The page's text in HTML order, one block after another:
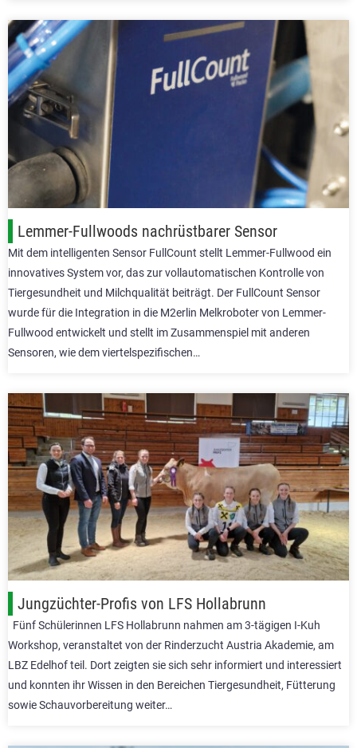
Lemmer-Fullwoods nachrüstbarer Sensor
Mit dem intelligenten Sensor FullCount stellt Lemmer-Fullwood ein
innovatives System vor, das zur vollautomatischen Kontrolle von
Tiergesundheit und Milchqualität beiträgt. Der FullCount Sensor
wurde für die Integration in die M2erlin Melkroboter von Lemmer-
Fullwood entwickelt und stellt im Zusammenspiel mit anderen
Sensoren, wie dem viertelspezifischen…
Jungzüchter-Profis von LFS Hollabrunn
Fünf Schülerinnen LFS Hollabrunn nahmen am 3-tägigen I-Kuh
Workshop, veranstaltet von der Rinderzucht Austria Akademie, am
LBZ Edelhof teil. Dort zeigten sie sich sehr informiert und interessiert
und konnten ihr Wissen in den Bereichen Tiergesundheit, Fütterung
sowie Schauvorbereitung weiter…